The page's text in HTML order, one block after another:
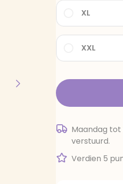
XXL
XL
Maandag tot
verstuurd.
Verdien 5